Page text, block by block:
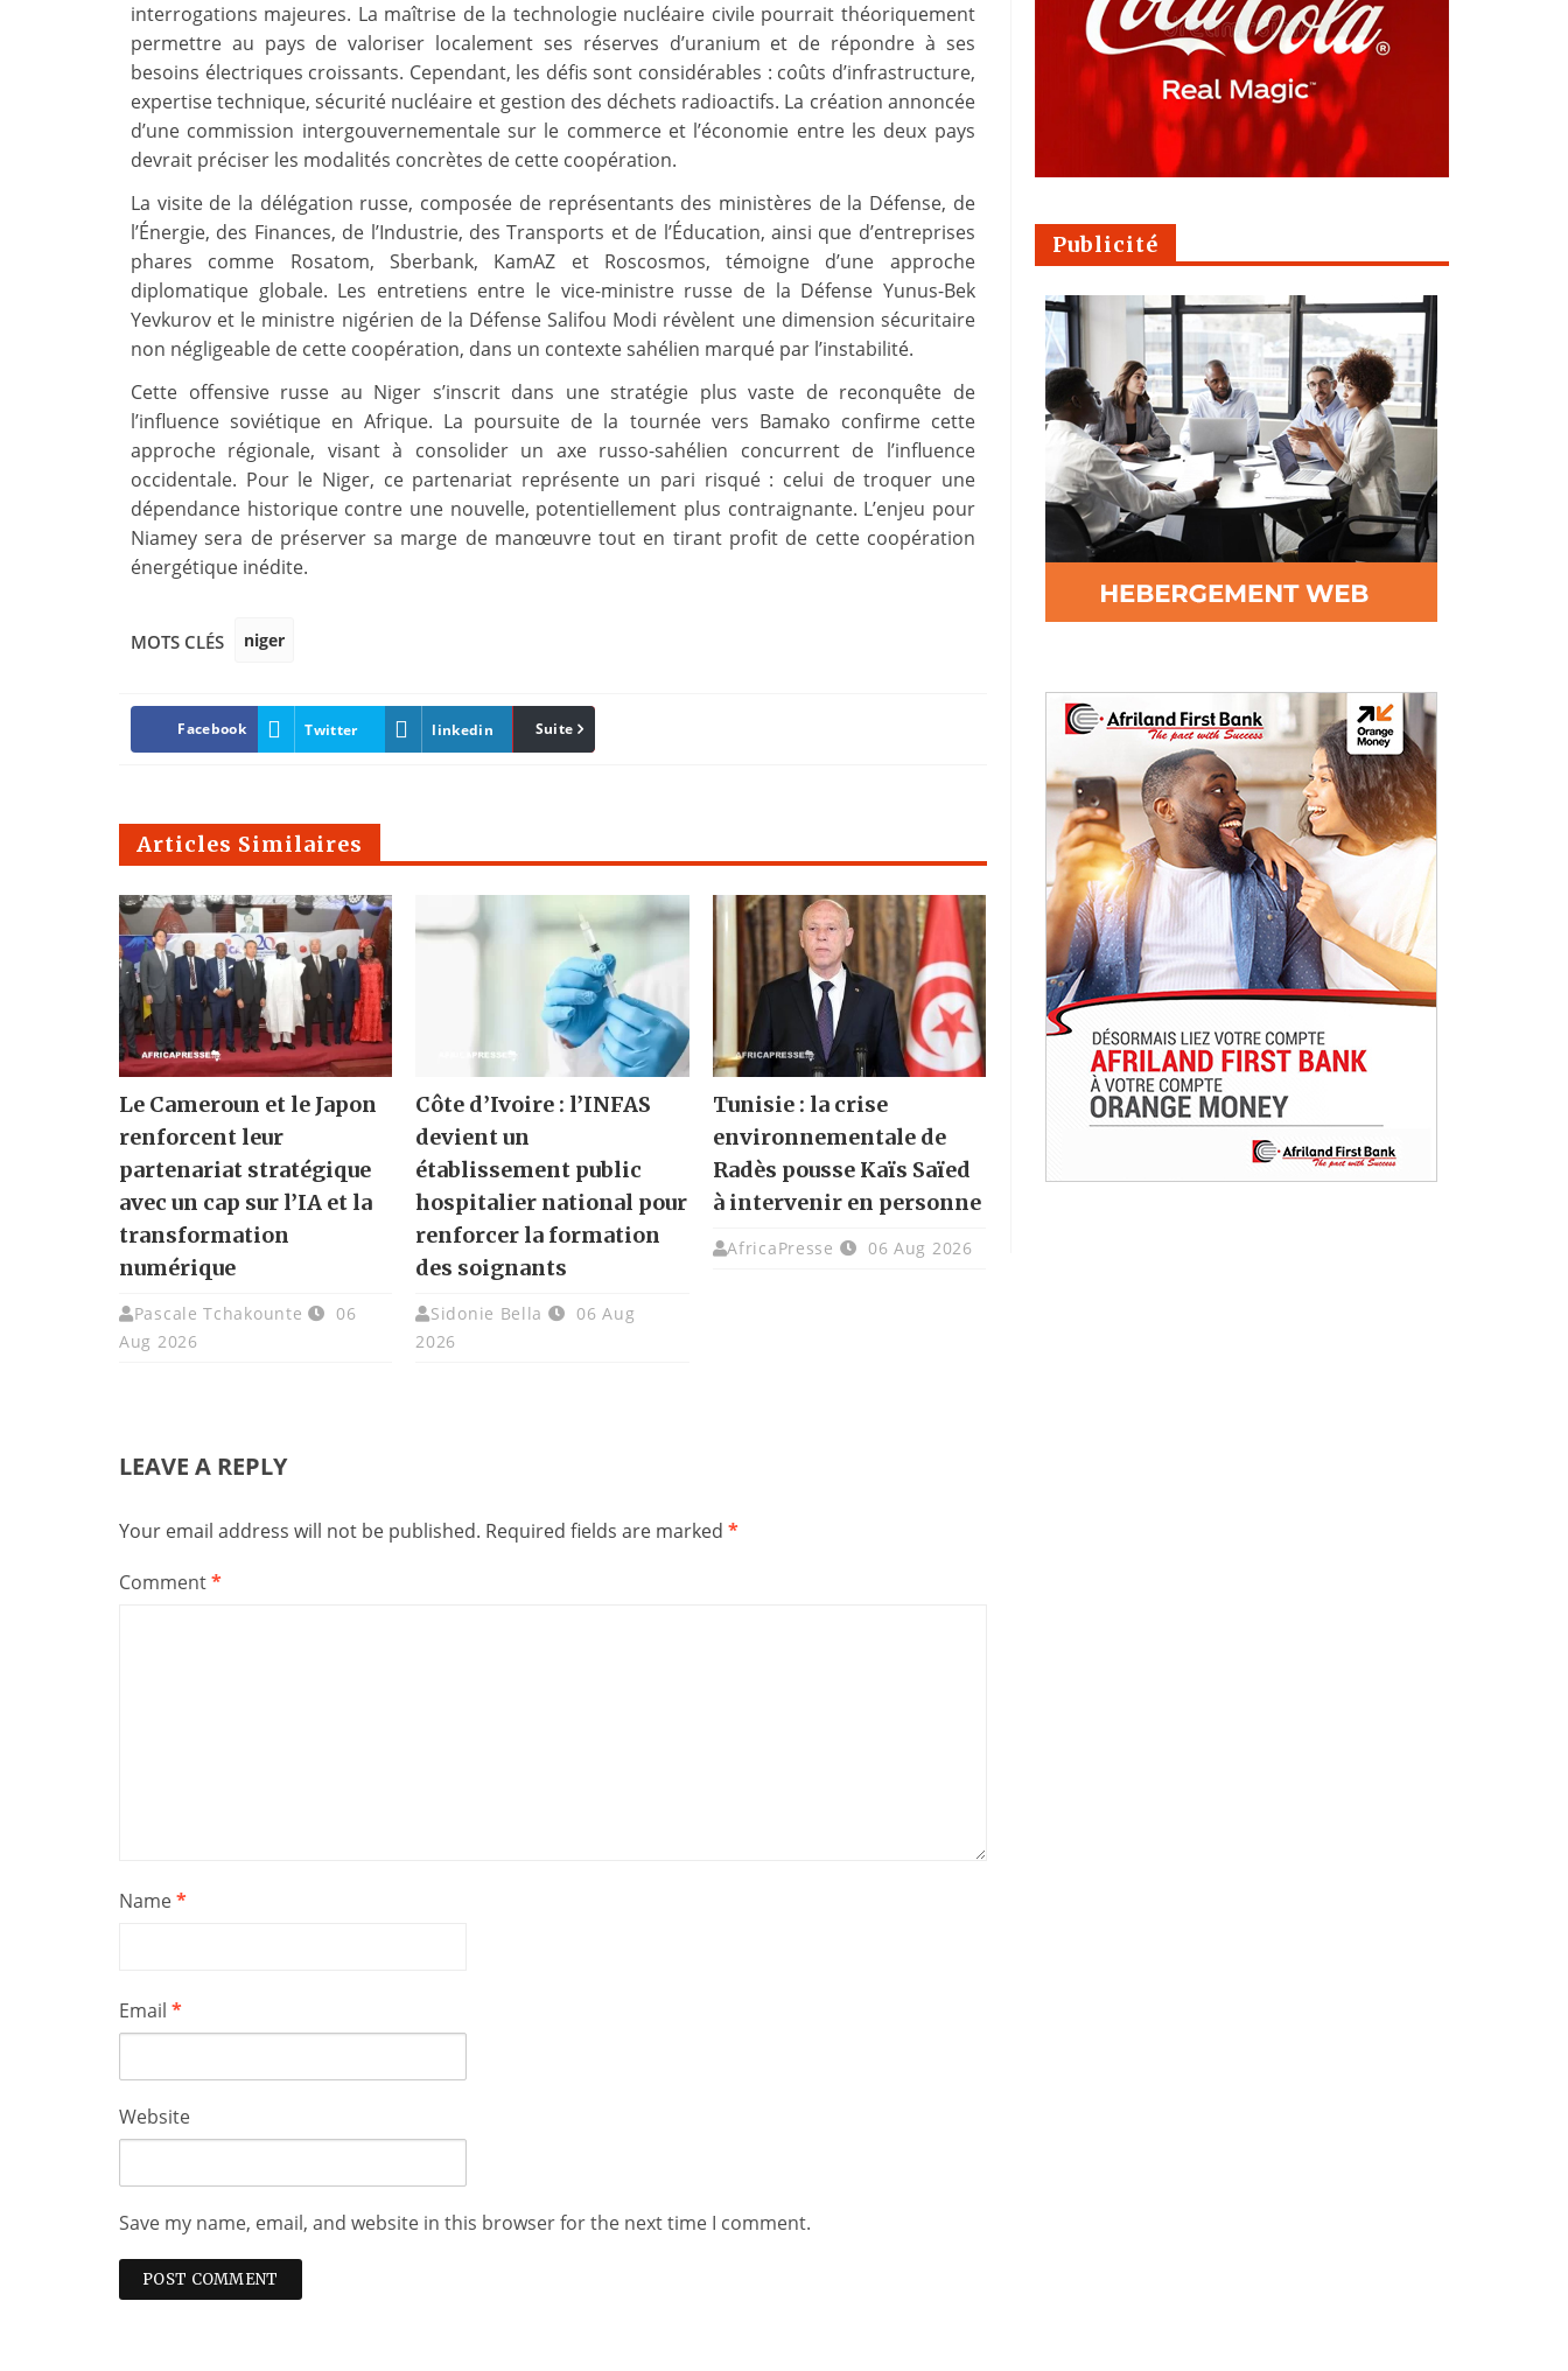
interrogations majeures. La maîtrise de la technologie nucléaire civile pourrait théoriquement
permettre au pays de valoriser localement ses réserves d’uranium et de répondre à ses
besoins électriques croissants. Cependant, les défis sont considérables : coûts d’infrastructure,
expertise technique, sécurité nucléaire et gestion des déchets radioactifs. La création annoncée
d’une commission intergouvernementale sur le commerce et l’économie entre les deux pays
devrait préciser les modalités concrètes de cette coopération.
La visite de la délégation russe, composée de représentants des ministères de la Défense, de
l’Énergie, des Finances, de l’Industrie, des Transports et de l’Éducation, ainsi que d’entreprises
phares comme Rosatom, Sberbank, KamAZ et Roscosmos, témoigne d’une approche
diplomatique globale. Les entretiens entre le vice-ministre russe de la Défense Yunus-Bek
Yevkurov et le ministre nigérien de la Défense Salifou Modi révèlent une dimension sécuritaire
non négligeable de cette coopération, dans un contexte sahélien marqué par l’instabilité.
Cette offensive russe au Niger s’inscrit dans une stratégie plus vaste de reconquête de
l’influence soviétique en Afrique. La poursuite de la tournée vers Bamako confirme cette
approche régionale, visant à consolider un axe russo-sahélien concurrent de l’influence
occidentale. Pour le Niger, ce partenariat représente un pari risqué : celui de troquer une
dépendance historique contre une nouvelle, potentiellement plus contraignante. L’enjeu pour
Niamey sera de préserver sa marge de manœuvre tout en tirant profit de cette coopération
énergétique inédite.
MOTS CLÉS niger
Facebook Twitter linkedin Pinterest
Suite
Articles Similaires
Le Cameroun et le Japon
renforcent leur
partenariat stratégique
avec un cap sur l’IA et la
transformation
numérique
Pascale Tchakounte
06
Aug 2026
Côte d’Ivoire : l’INFAS
devient un
établissement public
hospitalier national pour
renforcer la formation
des soignants
Sidonie Bella
06 Aug
2026
Tunisie : la crise
environnementale de
Radès pousse Kaïs Saïed
à intervenir en personne
AfricaPresse 06 Aug 2026
LEAVE A REPLY
Your email address will not be published. Required fields are marked *
Comment*
Name*
Email *
Website
Save my name, email, and website in this browser for the next time I comment.
Publicité